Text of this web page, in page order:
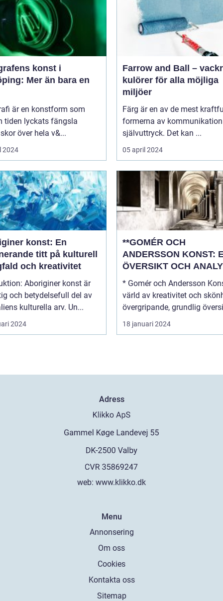
konst i
Mer än bara en
är en konstform som
tiden lyckats fängsla
över hela v&...
2024
Farrow and Ball –
kulörer för alla möjliga
miljöer
Färg är en av de mest
formerna av
självuttryck. Det kan ...
05 april 2024
konst: En
titt på kulturell
och kreativitet
konst är
och betydelsefull del av
kulturella arv. Un...
2024
**GOMÉR OCH
ANDERSSON KONST:
ÖVERSIKT OCH
* Gomér och Andersson
värld av kreativitet och
övergripande, grundlig
18 januari 2024
Adress
web: www.klikko.dk
Menu
Annonsering
Om oss
Cookies
Kontakta oss
Sitemap